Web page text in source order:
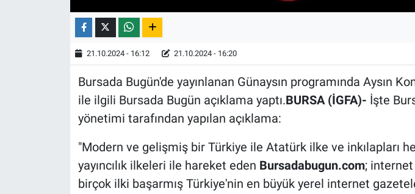
21.10.2024 - 16:12 21.10.2024 - 16:20
Bursada Bugün'de yayınlanan Günaysın programında Aysın
ile ilgili Bursada Bugün açıklama yaptı.BURSA (İGFA)- İşte
yönetimi tarafından yapılan açıklama:
"Modern ve gelişmiş bir Türkiye ile Atatürk ilke ve inkılapları
yayıncılık ilkeleri ile hareket eden Bursadabugun.com;
birçok ilki başarmış Türkiye'nin en büyük yerel internet